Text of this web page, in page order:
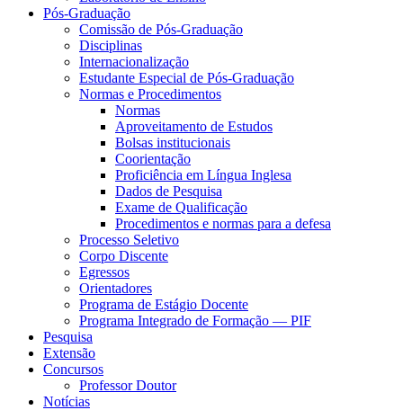
Pós-Graduação
Comissão de Pós-Graduação
Disciplinas
Internacionalização
Estudante Especial de Pós-Graduação
Normas e Procedimentos
Normas
Aproveitamento de Estudos
Bolsas institucionais
Coorientação
Proficiência em Língua Inglesa
Dados de Pesquisa
Exame de Qualificação
Procedimentos e normas para a defesa
Processo Seletivo
Corpo Discente
Egressos
Orientadores
Programa de Estágio Docente
Programa Integrado de Formação — PIF
Pesquisa
Extensão
Concursos
Professor Doutor
Notícias